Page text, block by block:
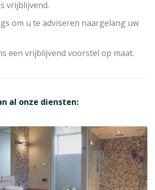
vrijblijvend.
om u te adviseren naargelang uw
een vrijblijvend voorstel op maat.
al onze diensten: